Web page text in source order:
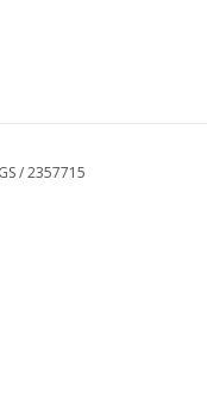
/2357715